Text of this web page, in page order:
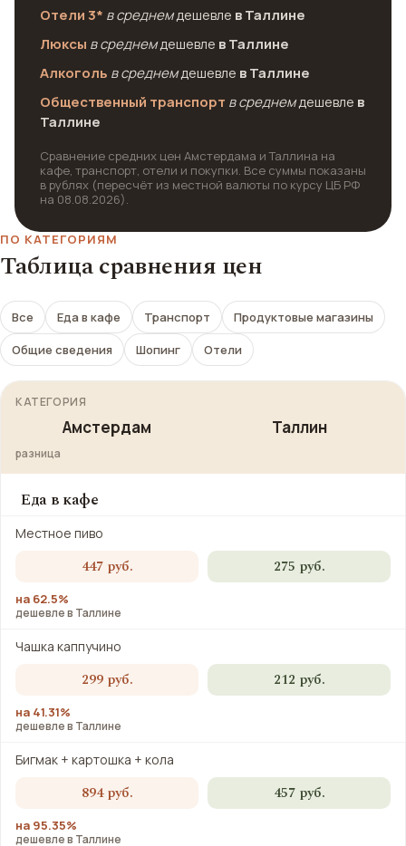
Отели 3* в среднемдешевле в Таллине
Люксы в среднемдешевле в Таллине
Алкоголь в среднемдешевле в Таллине
Общественный транспорт в среднемдешевле в
Таллине
Сравнение средних цен Амстердама и Таллина на
кафе, транспорт, отели и покупки. Все суммы показаны
в рублях (пересчёт из местной валюты по курсу ЦБ РФ
на 08.08.2026).
ПО КАТЕГОРИЯМ
Таблица сравнения цен
Все Еда в кафе Транспорт
Продуктовые магазины
Общие сведения
Шопинг Отели
КАТЕГОРИЯ
Амстердам Таллин
разница
Еда в кафе
Местное пиво
447 руб. 275 руб.
на 62.5%
дешевле в Таллине
Чашка каппучино
299 руб. 212 руб.
на 41.31%
дешевле в Таллине
Бигмак + картошка + кола
894 руб. 457 руб.
на 95.35%
дешевле в Таллине